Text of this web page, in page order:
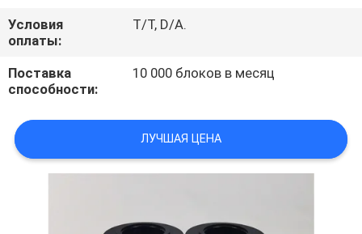
МЫ
НОВОСТИ
Условия
оплаты:
T/T, D/A.
Поставка
способности:
10 000 блоков в месяц
ЛУЧШАЯ ЦЕНА